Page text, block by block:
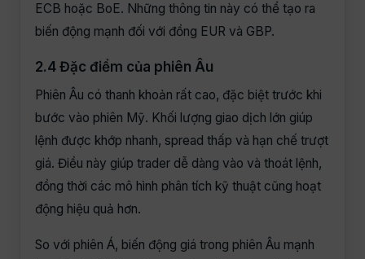
ECB hoặc BoE. Những thông tin này có thể tạo ra
biến động mạnh đối với đồng EUR và GBP.
2.4 Đặc điểm của phiên Âu
Phiên Âu có thanh khoản rất cao, đặc biệt trước khi
bước vào phiên Mỹ. Khối lượng giao dịch lớn giúp
lệnh được khớp nhanh, spread thấp và hạn chế trượt
giá. Điều này giúp trader dễ dàng vào và thoát lệnh,
đồng thời các mô hình phân tích kỹ thuật cũng hoạt
động hiệu quả hơn.
So với phiên Á, biến động giá trong phiên Âu mạnh